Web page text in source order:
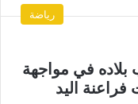
رياضة
بلاده في مواجهة
اليد